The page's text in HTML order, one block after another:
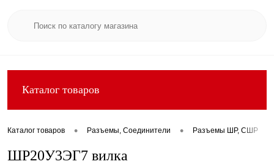
Каталог товаров
Каталог товаров • Разъемы, Соединители • Разъемы ШР, СШР
ШР20У3ЭГ7 вилка